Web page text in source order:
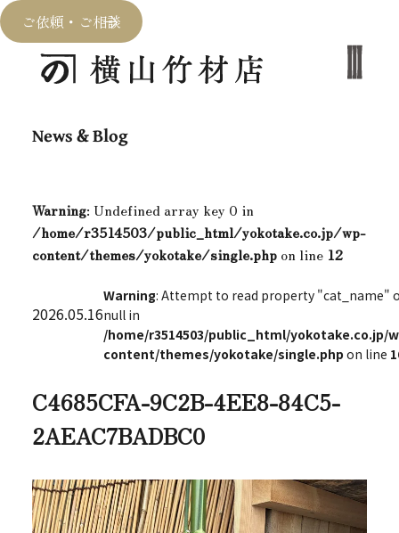
ご依頼・ご相談
News & Blog
Warning: Undefined array key 0 in
/home/r3514503/public_html/yokotake.co.jp/wp-
content/themes/yokotake/single.phpon line 12
2026.05.16
Warning: Attempt to read property "cat_name"
null in
/home/r3514503/public_html/yokotake.co.jp/
content/themes/yokotake/single.php on line
C4685CFA-9C2B-4EE8-84C5-
2AEAC7BADBC0